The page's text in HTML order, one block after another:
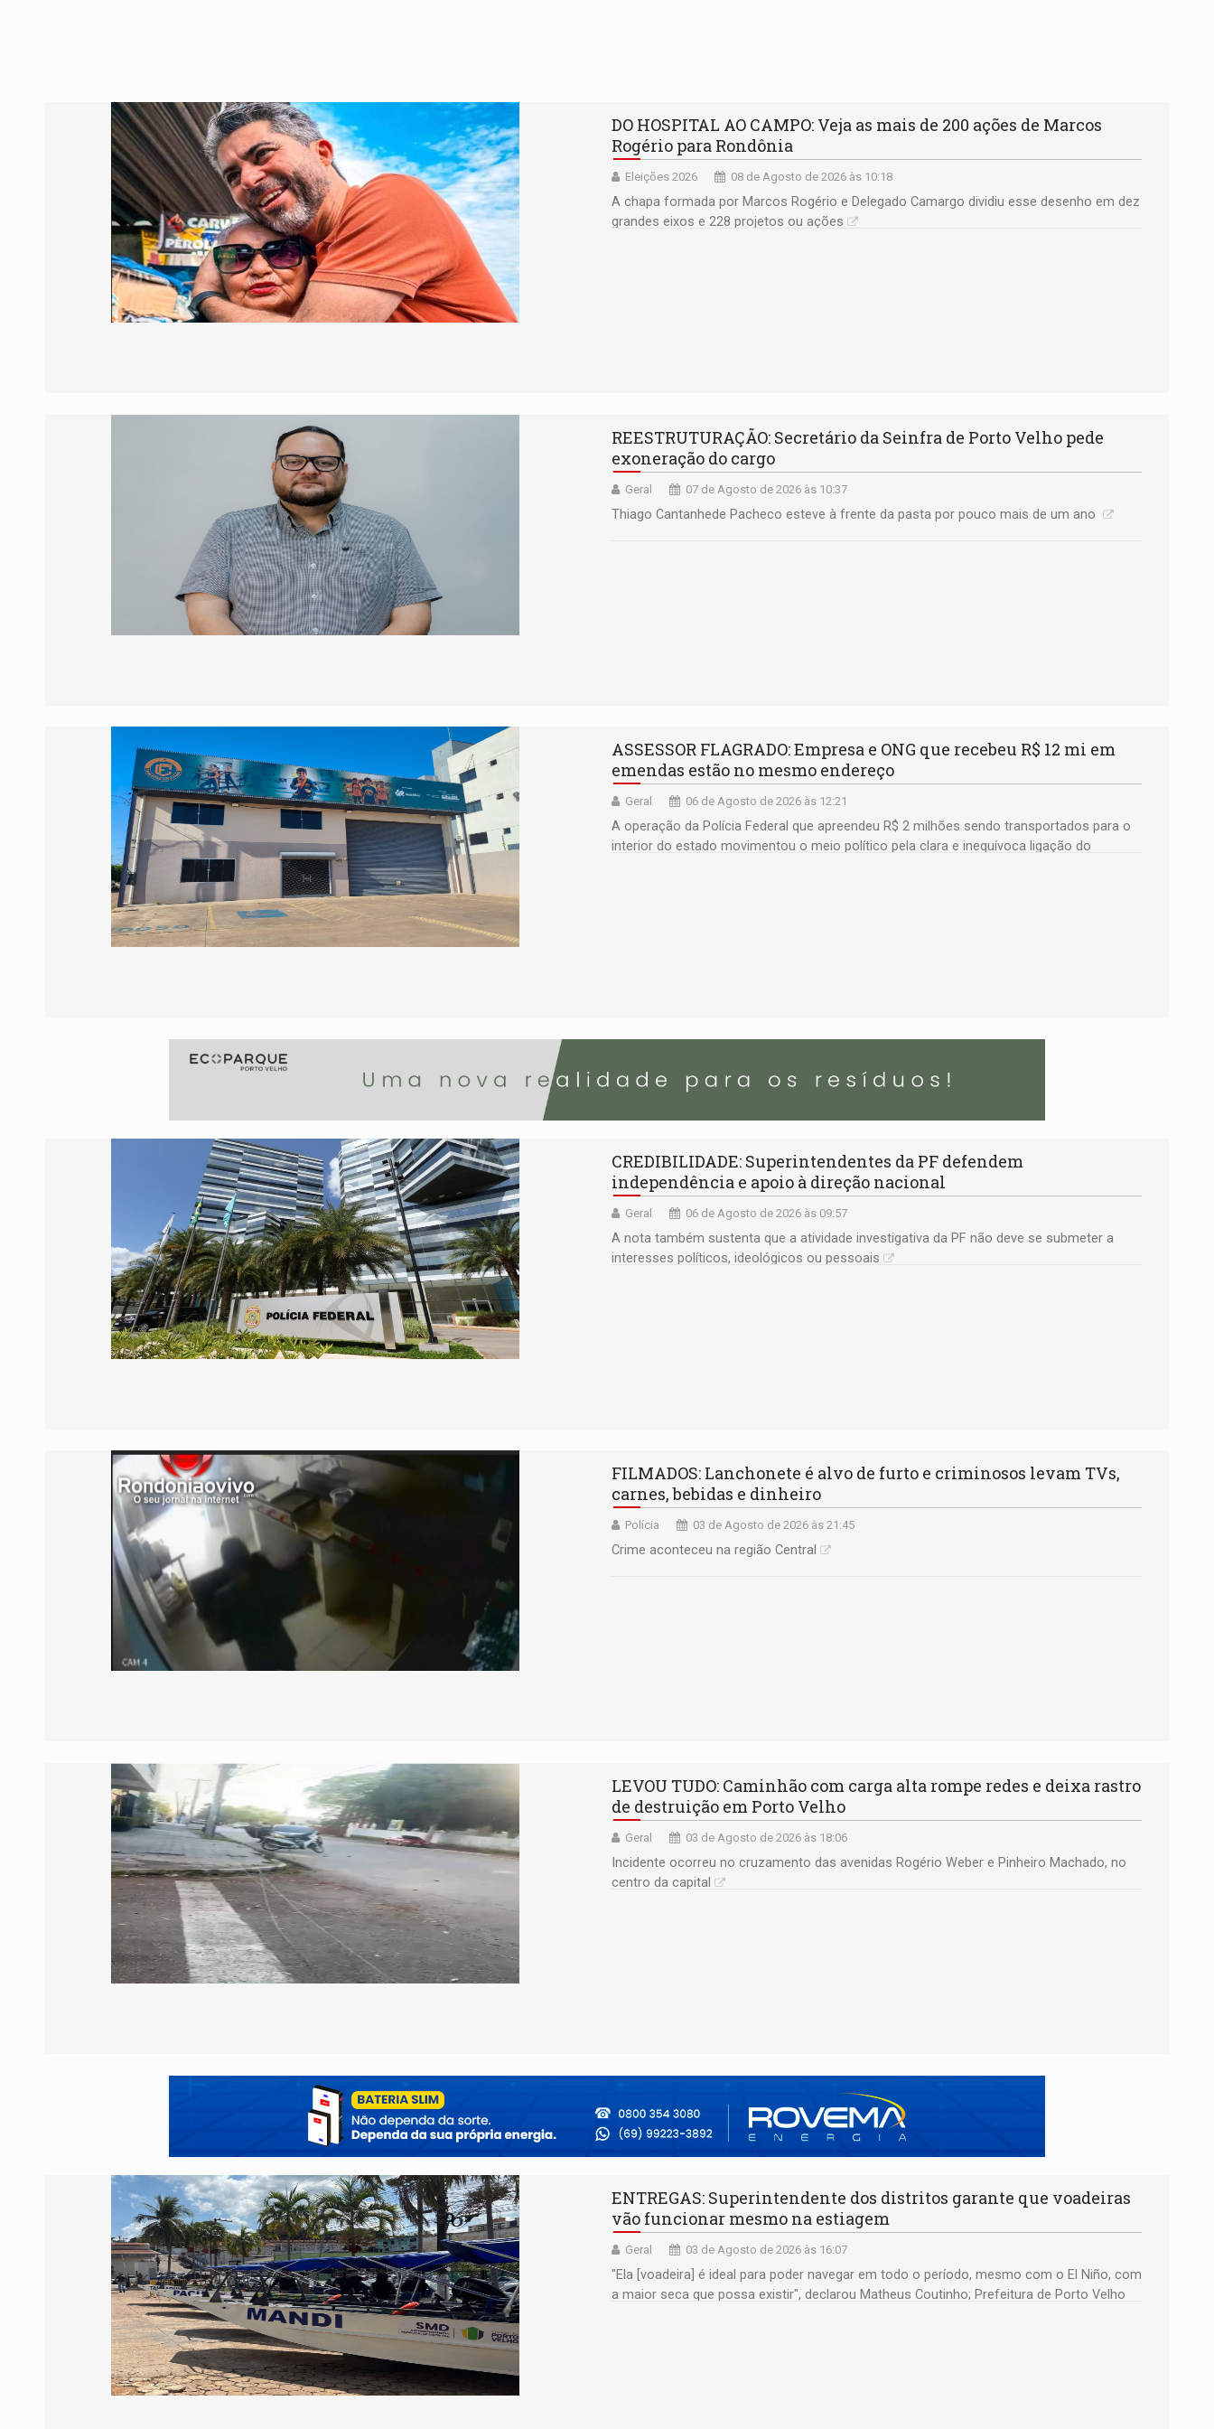
DO HOSPITAL AO CAMPO: Veja as mais de 200 ações de Marcos
Rogério para Rondônia
Eleições 2026 08 de Agosto de 2026 às 10:18
A chapa formada por Marcos Rogério e Delegado Camargo dividiu esse desenho em dez
grandes eixos e 228 projetos ou ações
REESTRUTURAÇÃO: Secretário da Seinfra de Porto Velho pede
exoneração do cargo
Geral 07 de Agosto de 2026 às 10:37
Thiago Cantanhede Pacheco esteve à frente da pasta por pouco mais de um ano
ASSESSOR FLAGRADO: Empresa e ONG que recebeu R$ 12 mi em
emendas estão no mesmo endereço
Geral 06 de Agosto de 2026 às 12:21
A operação da Polícia Federal que apreendeu R$ 2 milhões sendo transportados para o
interior do estado movimentou o meio político pela clara e inequívoca ligação do
CREDIBILIDADE: Superintendentes da PF defendem
independência e apoio à direção nacional
Geral 06 de Agosto de 2026 às 09:57
A nota também sustenta que a atividade investigativa da PF não deve se submeter a
interesses políticos, ideológicos ou pessoais
FILMADOS: Lanchonete é alvo de furto e criminosos levam TVs,
carnes, bebidas e dinheiro
Polícia 03 de Agosto de 2026 às 21:45
Crime aconteceu na região Central
LEVOU TUDO: Caminhão com carga alta rompe redes e deixa rastro
de destruição em Porto Velho
Geral 03 de Agosto de 2026 às 18:06
Incidente ocorreu no cruzamento das avenidas Rogério Weber e Pinheiro Machado, no
centro da capital
ENTREGAS: Superintendente dos distritos garante que voadeiras
vão funcionar mesmo na estiagem
Geral 03 de Agosto de 2026 às 16:07
"Ela [voadeira] é ideal para poder navegar em todo o período, mesmo com o El Niño, com
a maior seca que possa existir", declarou Matheus Coutinho; Prefeitura de Porto Velho